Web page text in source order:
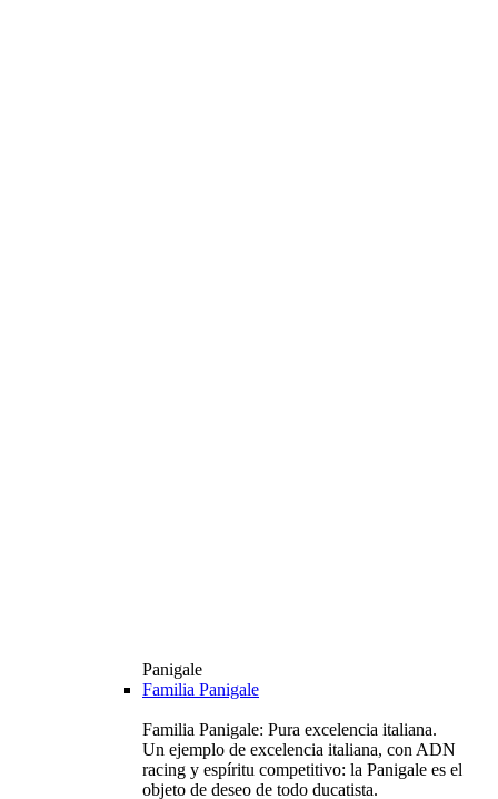
Panigale
Familia Panigale
Familia Panigale: Pura excelencia italiana.
Un ejemplo de excelencia italiana, con ADN
racing y espíritu competitivo: la Panigale es el
objeto de deseo de todo ducatista.